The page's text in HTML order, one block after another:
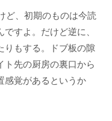
ど、初期のものは今読
すよ。だけど逆に、
りもする。ドブ板の隙
ト先の厨房の裏口から
感覚があるというか